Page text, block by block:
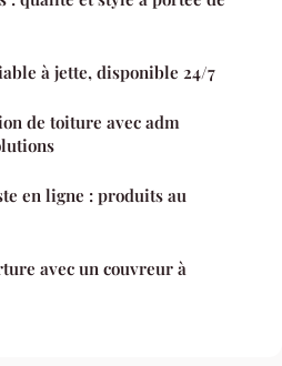
à jette, disponible 24/7
de toiture avec adm
en ligne : produits au
avec un couvreur à